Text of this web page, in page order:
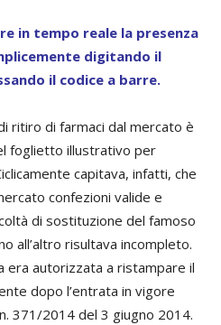
in tempo reale la presenza
digitando il
il codice a barre.
ritiro di farmaci dal mercato è
foglietto illustrativo per
capitava, infatti, che
confezioni valide e
di sostituzione del famoso
all’altro risultava incompleto.
era autorizzata a ristampare il
dopo l’entrata in vigore
371/2014 del 3 giugno 2014.